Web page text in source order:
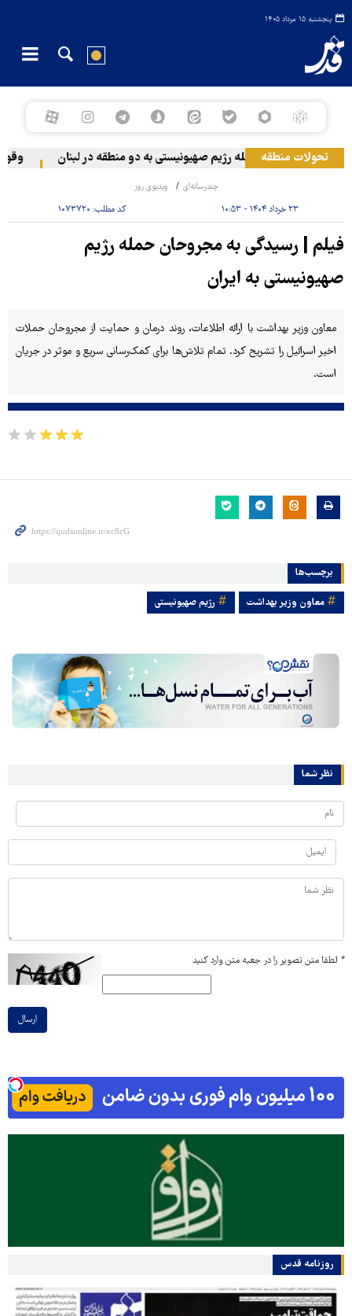
پنجشنبه ۱۵ مرداد ۱۴۰۵
تحولات منطقهحمله رژیم صهیونیستی به دو منطقه در لبنان
چندرسانه‌ای ویدیوی روز
۲۳ خرداد ۱۴۰۴ - ۱۰:۵۳ کد مطلب: ۱۰۷۳۷۲۰
فیلم | رسیدگی به مجروحان حمله رژیم
صهیونیستی به ایران
معاون وزیر بهداشت با ارائه اطلاعات، روند درمان و حمایت از مجروحان حملات
اخیر اسرائیل را تشریح کرد. تمام تلاش‌ها برای کمک‌رسانی سریع و موثر در جریان
است.
برچسب‌ها
معاون وزیر بهداشت رژیم صهیونیستی
نظر شما
* لطفا متن تصویر را در جعبه متن وارد کنید
ارسال
روزنامه قدس